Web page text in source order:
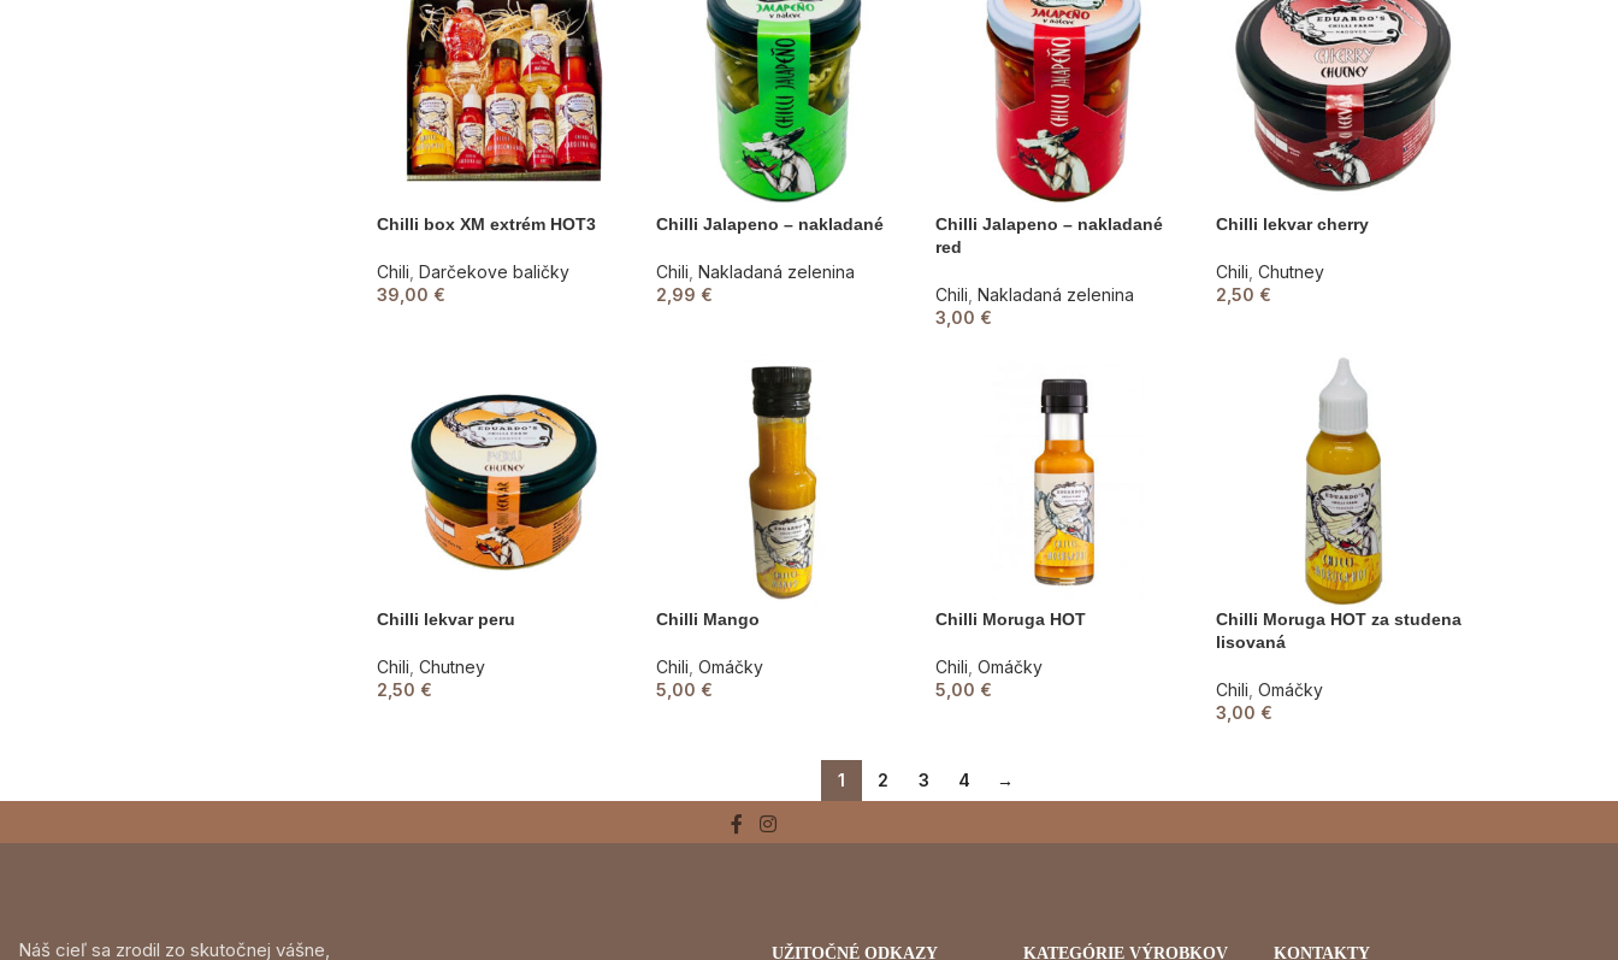
Chilli box XM extrém HOT3
Chili Darčekove baličky
39,00 €
Chilli Jalapeno – nakladané
Chili Nakladaná zelenina
2,99 €
Chilli Jalapeno – nakladané
red
Chili Nakladaná zelenina
3,00 €
Chilli lekvar cherry
Chili Chutney
2,50 €
Chilli lekvar peru
Chili Chutney
2,50 €
Chilli Mango
Chili Omáčky
5,00 €
Chilli Moruga HOT
Chili Omáčky
5,00 €
Chilli Moruga HOT za studena
lisovaná
Chili Omáčky
3,00 €
1 2 3 4 →
Náš cieľ sa zrodil zo skutočnej vášne, UŽITOČNÉ ODKAZY KATEGÓRIE VÝROBKOV KONTAKTY